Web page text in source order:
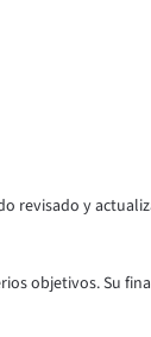
y
objetivos. Su